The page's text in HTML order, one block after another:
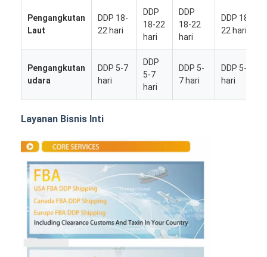
Produk
Tentang kita
Wisata pabrik
Kontrol kualitas
Pengangkutan
Laut
DDP 18-
22 hari
DDP
18-22
hari
DDP
18-22
hari
DDP 18-
22 hari
Pengangkutan
udara
DDP 5-7
hari
DDP
5-7
hari
DDP 5-
7 hari
DDP 5-7
hari
Layanan Bisnis Inti